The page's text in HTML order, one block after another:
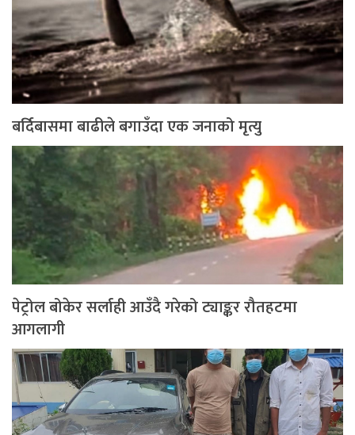
बर्दिबासमा बाढीले बगाउँदा एक जनाको मृत्यु
पेट्रोल बोकेर सर्लाही आउँदै गरेको ट्याङ्कर रौतहटमा
आगलागी